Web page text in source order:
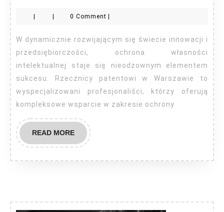
Warszawa
| | 0 Comment |
W dynamicznie rozwijającym się świecie innowacji i
przedsiębiorczości, ochrona własności
intelektualnej staje się nieodzownym elementem
sukcesu. Rzecznicy patentowi w Warszawie to
wyspecjalizowani profesjonaliści, którzy oferują
kompleksowe wsparcie w zakresie ochrony
READ MOREREAD
MORE